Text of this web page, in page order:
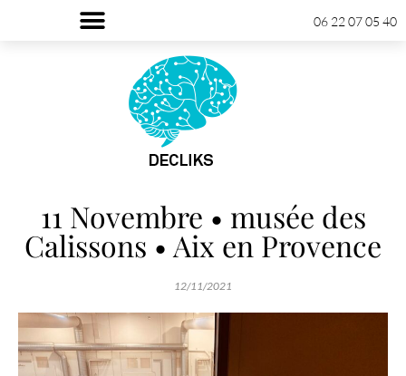
06 22 07 05 40
11 Novembre • musée des
Calissons • Aix en Provence
12/11/2021